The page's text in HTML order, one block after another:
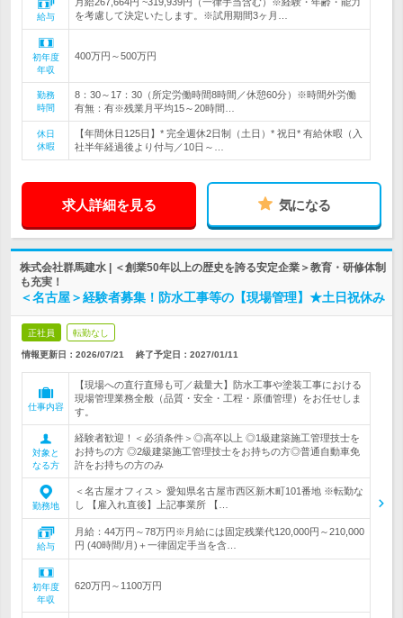
給与
を考慮して決定いたします。※試用期間3ヶ月…
初年度
年収
400万円～500万円
勤務
時間
8：30～17：30（所定労働時間8時間／休憩60分）※時間外労働
有無：有※残業月平均15～20時間…
休日
休暇
【年間休日125日】* 完全週休2日制（土日）* 祝日* 有給休暇（入
社半年経過後より付与／10日～…
求人詳細を見る 気になる
株式会社群馬建水 | ＜創業50年以上の歴史を誇る安定企業＞教育・研修体制
も充実！
＜名古屋＞経験者募集！防水工事等の【現場管理】★土日祝休み
正社員 転勤なし
情報更新日：2026/07/21 終了予定日： 2027/01/11
仕事内容
【現場への直行直帰も可／裁量大】防水工事や塗装工事における
現場管理業務全般（品質・安全・工程・原価管理）をお任せしま
す。
対象と
なる方
経験者歓迎！＜必須条件＞◎高卒以上 ◎1級建築施工管理技士を
お持ちの方 ◎2級建築施工管理技士をお持ちの方◎普通自動車免
許をお持ちの方のみ
勤務地
＜名古屋オフィス＞ 愛知県名古屋市西区新木町101番地 ※転勤な
し 【雇入れ直後】上記事業所 【…
給与
月給：44万円～78万円※月給には固定残業代120,000円～210,000
円 (40時間/月)＋一律固定手当を含…
初年度
年収
620万円～1100万円